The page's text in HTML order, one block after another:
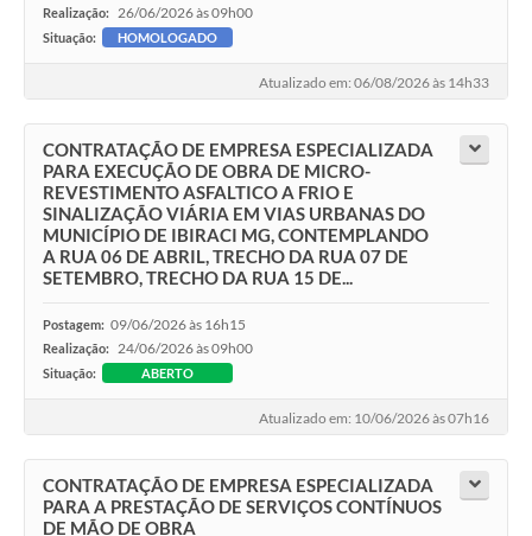
Realização: 26/06/2026 às 09h00
Situação: HOMOLOGADO
Atualizado em: 06/08/2026 às 14h33
CONTRATAÇÃO DE EMPRESA ESPECIALIZADA
PARA EXECUÇÃO DE OBRA DE MICRO-
REVESTIMENTO ASFALTICO A FRIO E
SINALIZAÇÃO VIÁRIA EM VIAS URBANAS DO
MUNICÍPIO DE IBIRACI MG, CONTEMPLANDO
A RUA 06 DE ABRIL, TRECHO DA RUA 07 DE
SETEMBRO, TRECHO DA RUA 15 DE...
Postagem: 09/06/2026 às 16h15
Realização: 24/06/2026 às 09h00
Situação: ABERTO
Atualizado em: 10/06/2026 às 07h16
CONTRATAÇÃO DE EMPRESA ESPECIALIZADA
PARA A PRESTAÇÃO DE SERVIÇOS CONTÍNUOS
DE MÃO DE OBRA